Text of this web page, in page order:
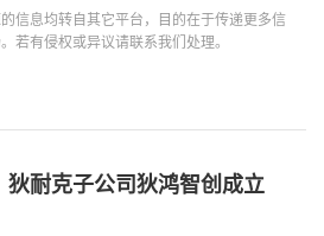
信息均转自其它平台，目的在于传递更多信
若有侵权或异议请联系我们处理。
狄耐克子公司狄鸿智创成立